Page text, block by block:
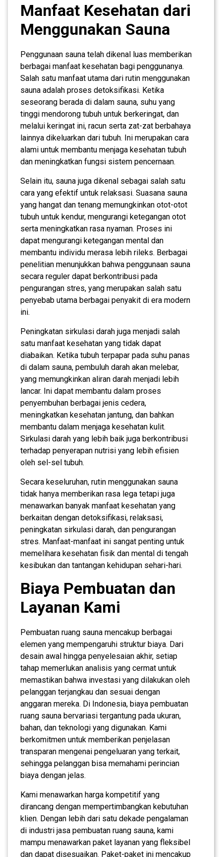
Manfaat Kesehatan dari
Menggunakan Sauna
Penggunaan sauna telah dikenal luas memberikan
berbagai manfaat kesehatan bagi penggunanya.
Salah satu manfaat utama dari rutin menggunakan
sauna adalah proses detoksifikasi. Ketika
seseorang berada di dalam sauna, suhu yang
tinggi mendorong tubuh untuk berkeringat, dan
melalui keringat ini, racun serta zat-zat berbahaya
lainnya dikeluarkan dari tubuh. Ini merupakan cara
alami untuk membantu menjaga kesehatan tubuh
dan meningkatkan fungsi sistem pencernaan.
Selain itu, sauna juga dikenal sebagai salah satu
cara yang efektif untuk relaksasi. Suasana sauna
yang hangat dan tenang memungkinkan otot-otot
tubuh untuk kendur, mengurangi ketegangan otot
serta meningkatkan rasa nyaman. Proses ini
dapat mengurangi ketegangan mental dan
membantu individu merasa lebih rileks. Berbagai
penelitian menunjukkan bahwa penggunaan sauna
secara reguler dapat berkontribusi pada
pengurangan stres, yang merupakan salah satu
penyebab utama berbagai penyakit di era modern
ini.
Peningkatan sirkulasi darah juga menjadi salah
satu manfaat kesehatan yang tidak dapat
diabaikan. Ketika tubuh terpapar pada suhu panas
di dalam sauna, pembuluh darah akan melebar,
yang memungkinkan aliran darah menjadi lebih
lancar. Ini dapat membantu dalam proses
penyembuhan berbagai jenis cedera,
meningkatkan kesehatan jantung, dan bahkan
membantu dalam menjaga kesehatan kulit.
Sirkulasi darah yang lebih baik juga berkontribusi
terhadap penyerapan nutrisi yang lebih efisien
oleh sel-sel tubuh.
Secara keseluruhan, rutin menggunakan sauna
tidak hanya memberikan rasa lega tetapi juga
menawarkan banyak manfaat kesehatan yang
berkaitan dengan detoksifikasi, relaksasi,
peningkatan sirkulasi darah, dan pengurangan
stres. Manfaat-manfaat ini sangat penting untuk
memelihara kesehatan fisik dan mental di tengah
kesibukan dan tantangan kehidupan sehari-hari.
Biaya Pembuatan dan
Layanan Kami
Pembuatan ruang sauna mencakup berbagai
elemen yang mempengaruhi struktur biaya. Dari
desain awal hingga penyelesaian akhir, setiap
tahap memerlukan analisis yang cermat untuk
memastikan bahwa investasi yang dilakukan oleh
pelanggan terjangkau dan sesuai dengan
anggaran mereka. Di Indonesia, biaya pembuatan
ruang sauna bervariasi tergantung pada ukuran,
bahan, dan teknologi yang digunakan. Kami
berkomitmen untuk memberikan penjelasan
transparan mengenai pengeluaran yang terkait,
sehingga pelanggan bisa memahami perincian
biaya dengan jelas.
Kami menawarkan harga kompetitif yang
dirancang dengan mempertimbangkan kebutuhan
klien. Dengan lebih dari satu dekade pengalaman
di industri jasa pembuatan ruang sauna, kami
mampu menawarkan paket layanan yang fleksibel
dan dapat disesuaikan. Paket-paket ini mencakup